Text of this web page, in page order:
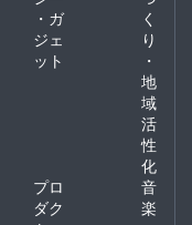
・ガ
ジェ
ット
く
り
・
地
域
活
性
化
プロ
ダク
音
楽